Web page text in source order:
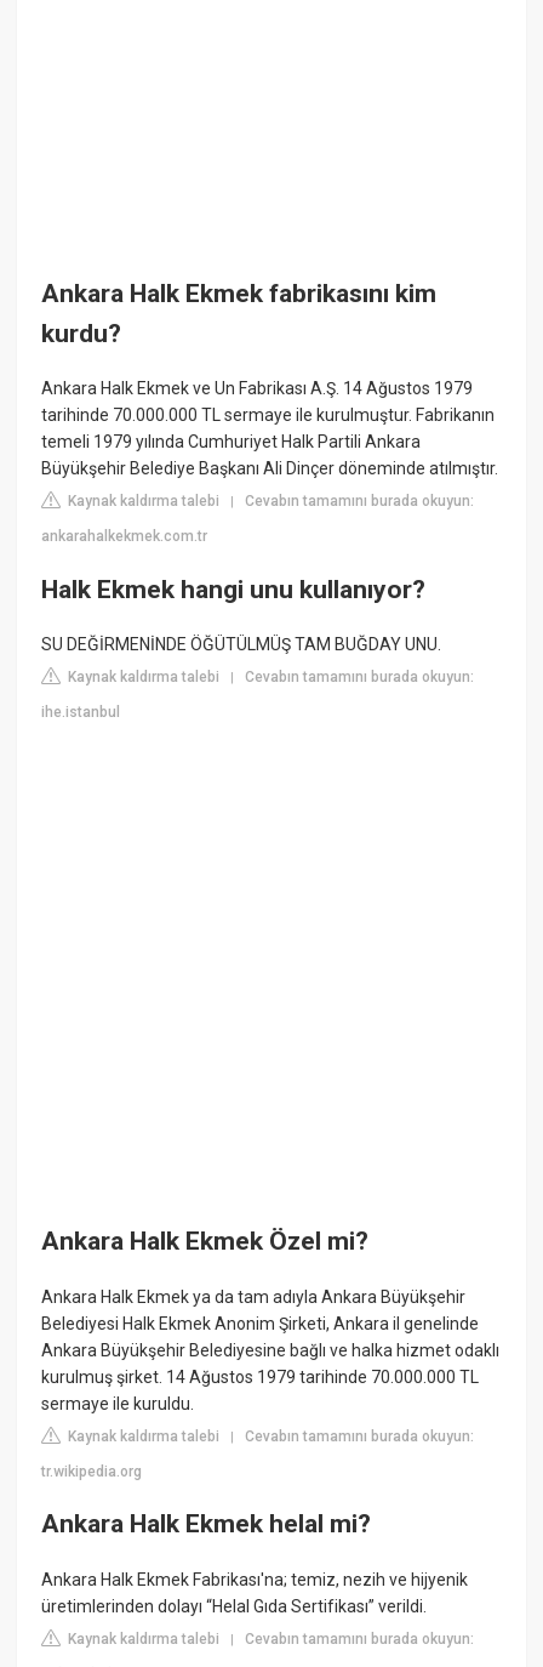
Ankara Halk Ekmek fabrikasını kim
kurdu?
Ankara Halk Ekmek ve Un Fabrikası A.Ş. 14 Ağustos 1979
tarihinde 70.000.000 TL sermaye ile kurulmuştur. Fabrikanın
temeli 1979 yılında Cumhuriyet Halk Partili Ankara
Büyükşehir Belediye Başkanı Ali Dinçer döneminde atılmıştır.
Kaynak kaldırma talebi |Cevabın tamamını burada okuyun:
ankarahalkekmek.com.tr
Halk Ekmek hangi unu kullanıyor?
SU DEĞİRMENİNDE ÖĞÜTÜLMÜŞ TAM BUĞDAY UNU.
Kaynak kaldırma talebi |Cevabın tamamını burada okuyun:
ihe.istanbul
Ankara Halk Ekmek Özel mi?
Ankara Halk Ekmek ya da tam adıyla Ankara Büyükşehir
Belediyesi Halk Ekmek Anonim Şirketi, Ankara il genelinde
Ankara Büyükşehir Belediyesine bağlı ve halka hizmet odaklı
kurulmuş şirket. 14 Ağustos 1979 tarihinde 70.000.000 TL
sermaye ile kuruldu.
Kaynak kaldırma talebi |Cevabın tamamını burada okuyun:
tr.wikipedia.org
Ankara Halk Ekmek helal mi?
Ankara Halk Ekmek Fabrikası'na; temiz, nezih ve hijyenik
üretimlerinden dolayı “Helal Gıda Sertifikası” verildi.
Kaynak kaldırma talebi |Cevabın tamamını burada okuyun: